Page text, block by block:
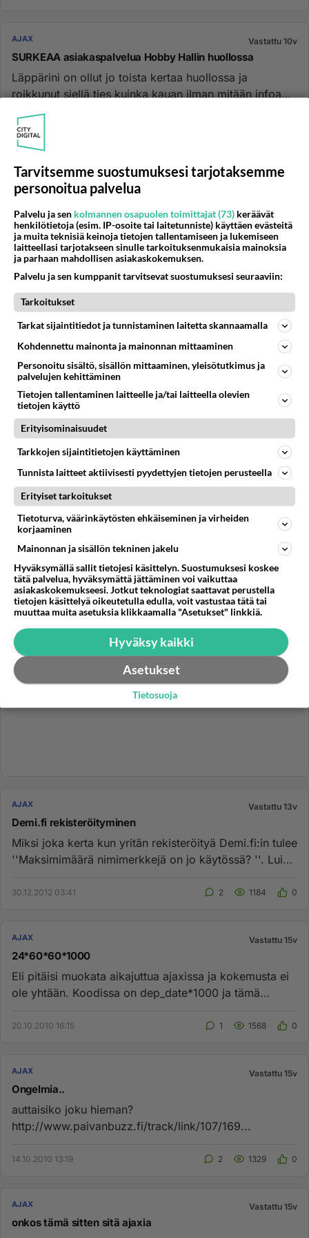
AJAX Vastattu 10v
SURKEAA asiakaspalvelua Hobby Hallin huollossa
Läppärini on ollut jo toista kertaa huollossa ja
roikkunut siellä ties kuinka kauan ilman mitään infoa
edistyksestä. Tie...
22.07.2016 06:49
AJAX Vastattu 10v
android käyttöjärjestelmä uudempaan??
hei, pitäs saaha uuempi käyttöjärjestelmä ku itellä on
4.2.2, ja tietääkseni samsung gear 1 tarvii 4.3. onko
roottaamine...
22.10.2015 17:48
AJAX Vastattu 10v
en osaa/tiedä miten kytken eastone rummut
minulla on eastone pdk-8 sähkö rummut ei ole tullut
ohjeita mukana enkä tiedä miten ne kytkisin...
29.12.2015 10:56 1 2639
AJAX Vastattu 11v
Ongelmia uuden kannettavan kanssa!
Auttakaa! Ostin eilen priiman Acer V3-371 merkkisen
kannettavan, mutta ongelmat alkoivat heti kun yritin
28.05.2015 20:11
AJAX Vastattu 13v
Demi.fi rekisteröityminen
Miksi joka kerta kun yritän rekisteröityä Demi.fi:in tulee
''Maksimimäärä nimimerkkejä on jo käytössä? ''. Luin
30.12.2012 03:41 2 1184 0
AJAX Vastattu 15v
24*60*60*1000
Eli pitäisi muokata aikajuttua ajaxissa ja kokemusta ei
ole yhtään. Koodissa on dep_date*1000 ja tämä
20.10.2010 16:15 1 1568 0
AJAX Vastattu 15v
Ongelmia..
auttaisiko joku hieman?
http://www.paivanbuzz.fi/track/link/107/169...
14.10.2010 13:19 2 1329 0
AJAX Vastattu 15v
onkos tämä sitten sitä ajaxia
Tarvitsemme suostumuksesi tarjotaksemme
personoitua palvelua
Palvelu ja sen kolmannen osapuolen toimittajat (73) keräävät
henkilötietoja (esim. IP-osoite tai laitetunniste) käyttäen evästeitä
ja muita teknisiä keinoja tietojen tallentamiseen ja lukemiseen
laitteellasi tarjotakseen sinulle tarkoituksenmukaisia mainoksia
ja parhaan mahdollisen asiakaskokemuksen.
Palvelu ja sen kumppanit tarvitsevat suostumuksesi seuraaviin:
Tarkoitukset
Tarkat sijaintitiedot ja tunnistaminen laitetta skannaamalla
Kohdennettu mainonta ja mainonnan mittaaminen
Personoitu sisältö, sisällön mittaaminen, yleisötutkimus ja
palvelujen kehittäminen
Tietojen tallentaminen laitteelle ja/tai laitteella olevien
tietojen käyttö
Erityisominaisuudet
Tarkkojen sijaintitietojen käyttäminen
Tunnista laitteet aktiivisesti pyydettyjen tietojen perusteella
Erityiset tarkoitukset
Tietoturva, väärinkäytösten ehkäiseminen ja virheiden
korjaaminen
Mainonnan ja sisällön tekninen jakelu
Hyväksymällä sallit tietojesi käsittelyn. Suostumuksesi koskee
tätä palvelua, hyväksymättä jättäminen voi vaikuttaa
asiakaskokemukseesi. Jotkut teknologiat saattavat perustella
tietojen käsittelyä oikeutetulla edulla, voit vastustaa tätä tai
muuttaa muita asetuksia klikkaamalla "Asetukset" linkkiä.
Hyväksy kaikki
Asetukset
Tietosuoja